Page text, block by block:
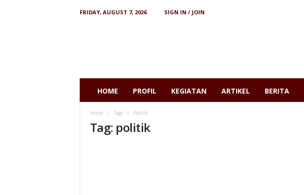
FRIDAY, AUGUST 7, 2026
SIGN IN / JOIN
HOME PROFIL KEGIATAN ARTIKEL BERITA
Home Tags Politik
Tag: politik